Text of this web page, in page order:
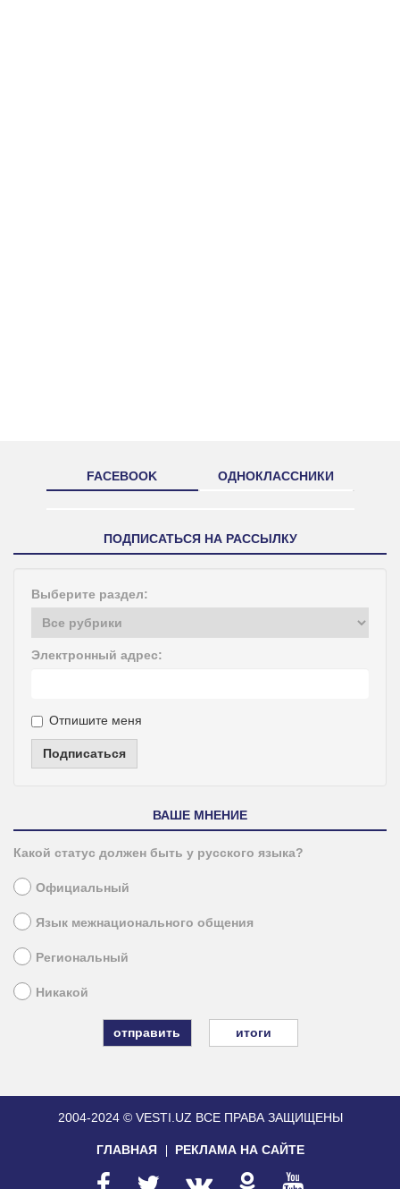
FACEBOOK ОДНОКЛАССНИКИ
ПОДПИСАТЬСЯ НА РАССЫЛКУ
Выберите раздел:
Электронный адрес:
Отпишите меня
Подписаться
ВАШЕ МНЕНИЕ
Какой статус должен быть у русского языка?
Официальный
Язык межнационального общения
Региональный
Никакой
итоги
2004-2024 © VESTI.UZ ВСЕ ПРАВА ЗАЩИЩЕНЫ
ГЛАВНАЯ РЕКЛАМА НА САЙТЕ